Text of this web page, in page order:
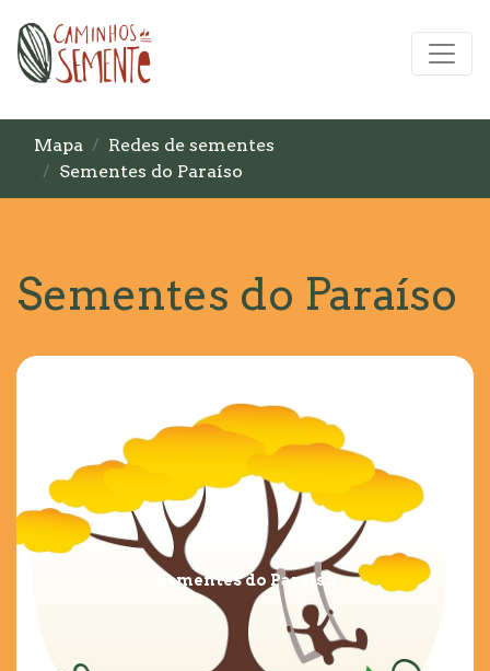
Mapa
Redes de sementes
Sementes do Paraíso
Sementes do Paraíso
Sementes do Paraíso